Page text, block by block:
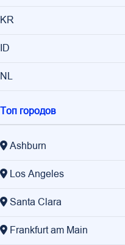
KR
ID
NL
Топ городов
Ashburn
Los Angeles
Santa Clara
Frankfurt am Main